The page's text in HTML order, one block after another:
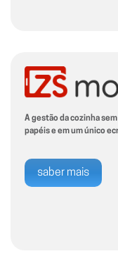
A gestão da cozinha sem
papéis e em um único
saber mais